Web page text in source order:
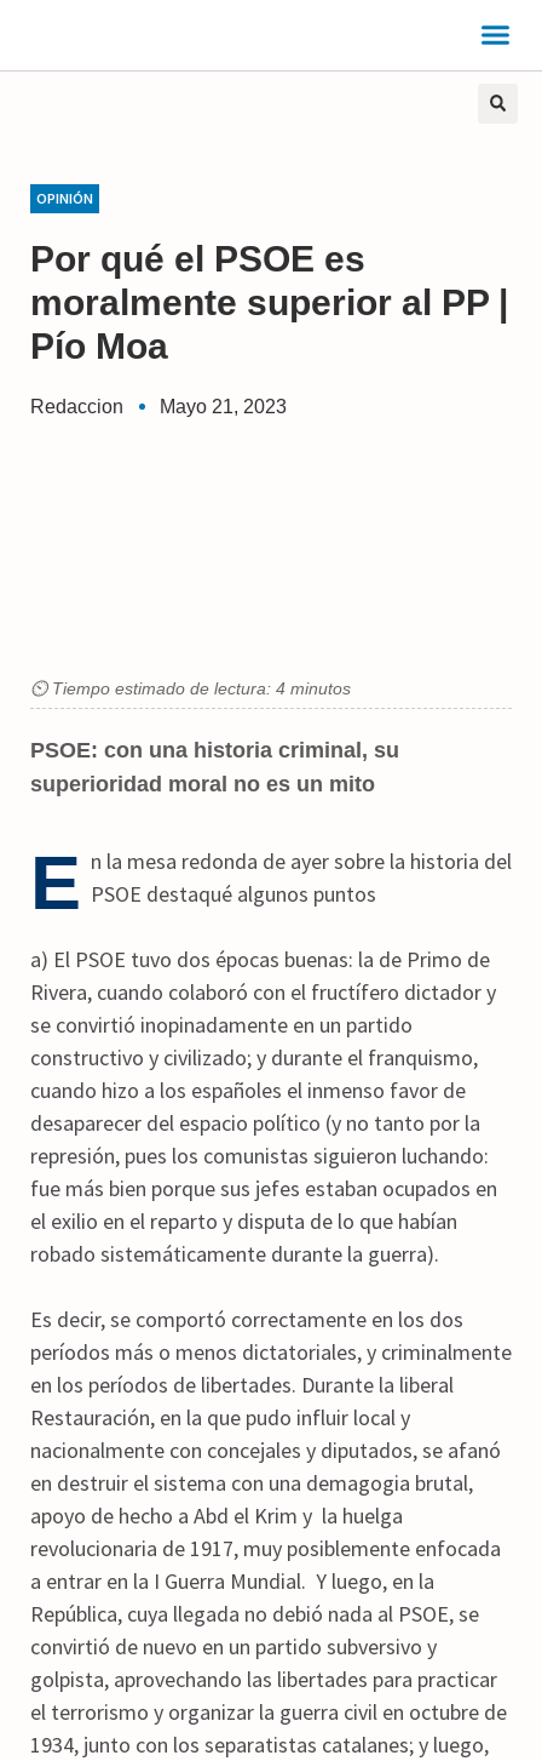
OPINIÓN
Por qué el PSOE es
moralmente superior al PP |
Pío Moa
Redaccion Mayo 21, 2023
⏲ Tiempo estimado de lectura: 4 minutos
PSOE: con una historia criminal, su
superioridad moral no es un mito
E n la mesa redonda de ayer sobre la historia del
PSOE destaqué algunos puntos
a) El PSOE tuvo dos épocas buenas: la de Primo de
Rivera, cuando colaboró con el fructífero dictador y
se convirtió inopinadamente en un partido
constructivo y civilizado; y durante el franquismo,
cuando hizo a los españoles el inmenso favor de
desaparecer del espacio político (y no tanto por la
represión, pues los comunistas siguieron luchando:
fue más bien porque sus jefes estaban ocupados en
el exilio en el reparto y disputa de lo que habían
robado sistemáticamente durante la guerra).
Es decir, se comportó correctamente en los dos
períodos más o menos dictatoriales, y criminalmente
en los períodos de libertades. Durante la liberal
Restauración, en la que pudo influir local y
nacionalmente con concejales y diputados, se afanó
en destruir el sistema con una demagogia brutal,
apoyo de hecho a Abd el Krim y la huelga
revolucionaria de 1917, muy posiblemente enfocada
a entrar en la I Guerra Mundial. Y luego, en la
República, cuya llegada no debió nada al PSOE, se
convirtió de nuevo en un partido subversivo y
golpista, aprovechando las libertades para practicar
el terrorismo y organizar la guerra civil en octubre de
1934, junto con los separatistas catalanes; y luego,